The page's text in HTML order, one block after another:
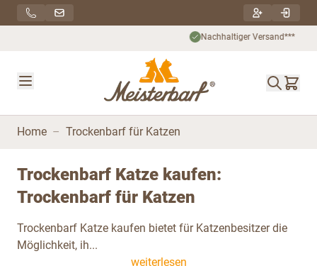
Direkt zum Inhalt
Nachhaltiger Versand***
Home – Trockenbarf für Katzen
Trockenbarf Katze kaufen:
Trockenbarf für Katzen
Trockenbarf Katze kaufen bietet für Katzenbesitzer die
Möglichkeit, ih...
weiterlesen